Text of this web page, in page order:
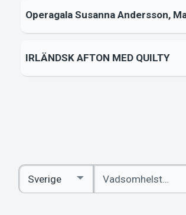
Operagala Susanna Andersson,
IRLÄNDSK AFTON MED QUILTY
Ange
sökord
Select
Country